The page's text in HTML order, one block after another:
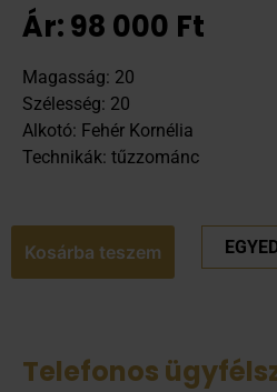
Ár:98 000 Ft
Magasság: 20
Szélesség: 20
Alkotó: Fehér Kornélia
Technikák: tűzzománc
Kosárba teszem
Telefonos